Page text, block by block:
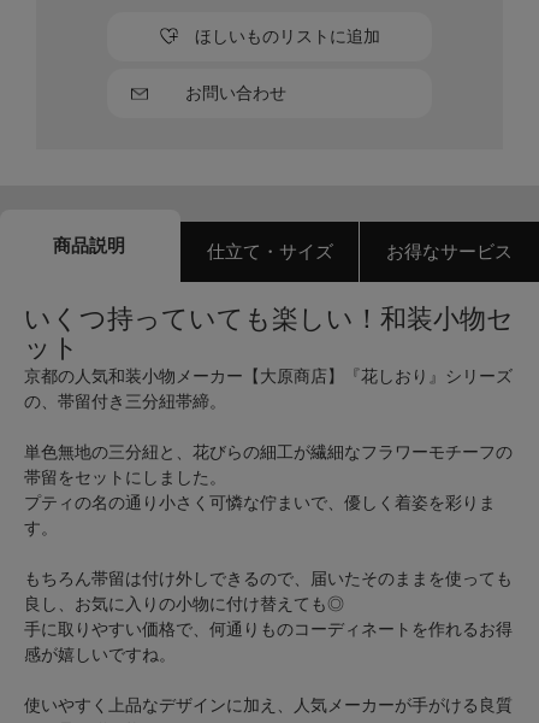
お問い合わせ
ほしいものリストに追加
商品説明 仕立て・サイズ お得なサービス
いくつ持っていても楽しい！和装小物セ
ット
京都の人気和装小物メーカー【大原商店】『花しおり』シリーズ
の、帯留付き三分紐帯締。
単色無地の三分紐と、花びらの細工が繊細なフラワーモチーフの
帯留をセットにしました。
プティの名の通り小さく可憐な佇まいで、優しく着姿を彩りま
す。
もちろん帯留は付け外しできるので、届いたそのままを使っても
良し、お気に入りの小物に付け替えても◎
手に取りやすい価格で、何通りものコーディネートを作れるお得
感が嬉しいですね。
使いやすく上品なデザインに加え、人気メーカーが手がける良質